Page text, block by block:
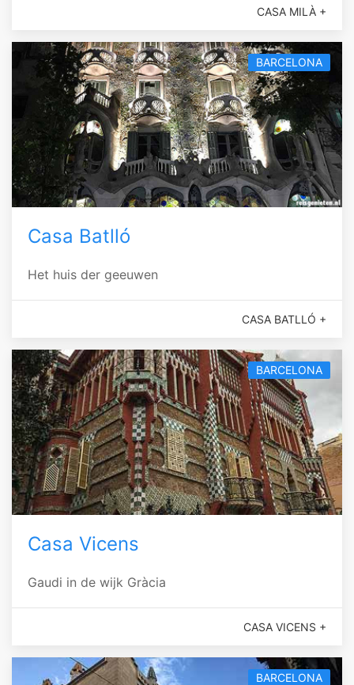
CASA MILÀ +
BARCELONA
Casa Batlló
Het huis der geeuwen
CASA BATLLÓ +
BARCELONA
Casa Vicens
Gaudi in de wijk Gràcia
CASA VICENS +
BARCELONA